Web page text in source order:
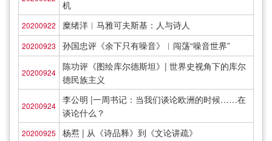
机
20200922 糜绪洋︱马雅可夫斯基：人与诗人
20200923 孙国忠评《余下只有噪音》︱闯荡“噪音世界”
20200924
陈功评《图绘库尔德斯坦》| 世界史视角下的库尔
德民族主义
20200924
李公明 |一周书记：当我们谈论欧洲的时候……在
谈论什么？
20200925 杨焄 | 从《诗品释》到《文论讲疏》